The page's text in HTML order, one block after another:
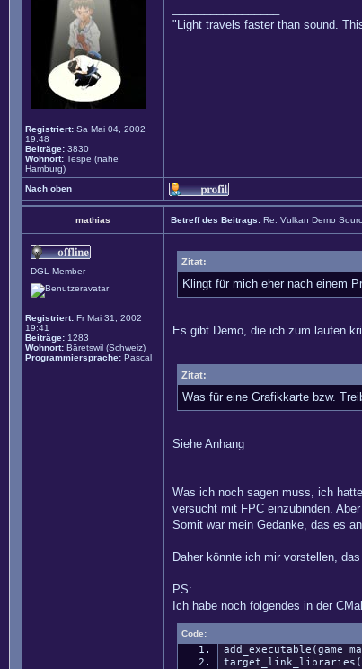
Registriert: Sa Mai 04, 2002
19:48
Beiträge: 3830
Wohnort: Tespe (nahe
Hamburg)
"Light travels faster than sound.
Nach oben
mathias Betreff des Beitrags: Re: Vulkan Demo
DGL Member
Registriert: Fr Mai 31, 2002
19:41
Beiträge: 1283
Wohnort: Bäretswil (Schweiz)
Programmiersprache: Pascal
Zitat:
Klingt für mich eher nach einem
Es gibt Demo, die ich zum laufen
Zitat:
Was für eine Grafikkarte bzw.
Siehe Anhang
Was ich noch sagen muss, ich
versucht mit FPC einzubinden.
Somit war mein Gedanke, das es
Daher könnte ich mir vorstellen,
PS:
Ich habe noch folgendes in der
Code:
add_executable(game